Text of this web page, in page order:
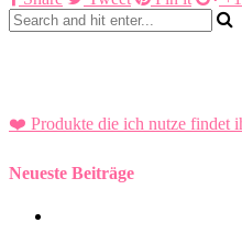
❤️ Produkte die ich nutze findet
Neueste Beiträge